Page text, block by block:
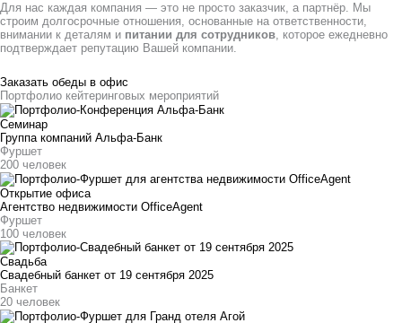
Для нас каждая компания — это не просто заказчик, а партнёр. Мы
строим долгосрочные отношения, основанные на ответственности,
внимании к деталям и питании для сотрудников, которое ежедневно
подтверждает репутацию Вашей компании.
Заказать обеды в офис
Портфолио кейтеринговых мероприятий
Семинар
Группа компаний Альфа-Банк
Фуршет
200 человек
Открытие офиса
Агентство недвижимости OfficeAgent
Фуршет
100 человек
Свадьба
Свадебный банкет от 19 сентября 2025
Банкет
20 человек